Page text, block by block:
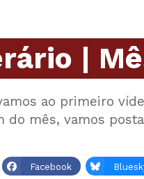
|
ao primeiro
do mês, vamos
Facebook